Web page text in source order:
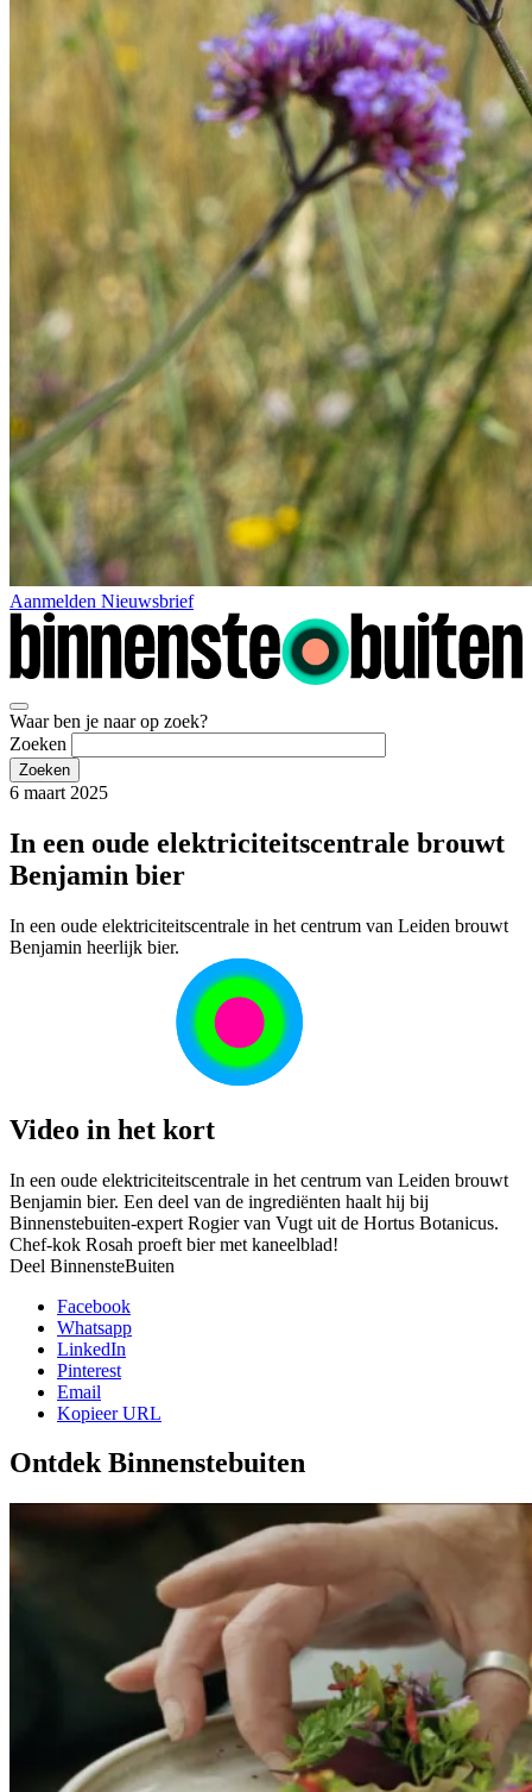
Aanmelden Nieuwsbrief
Waar ben je naar op zoek?
Zoeken
6 maart 2025
In een oude elektriciteitscentrale brouwt
Benjamin bier
In een oude elektriciteitscentrale in het centrum van Leiden brouwt
Benjamin heerlijk bier.
Video in het kort
In een oude elektriciteitscentrale in het centrum van Leiden brouwt
Benjamin bier. Een deel van de ingrediënten haalt hij bij
Binnenstebuiten-expert Rogier van Vugt uit de Hortus Botanicus.
Chef-kok Rosah proeft bier met kaneelblad!
Deel BinnensteBuiten
Facebook
Whatsapp
LinkedIn
Pinterest
Email
Kopieer URL
Ontdek Binnenstebuiten